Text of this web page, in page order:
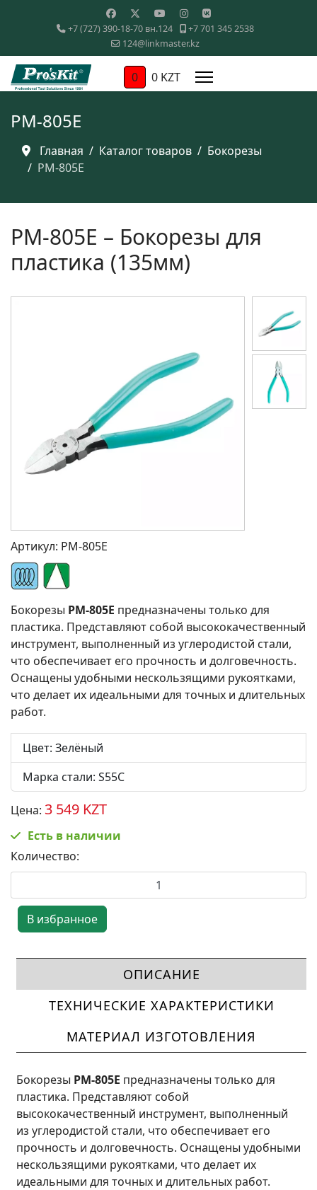
+7 (727) 390-18-70 вн.124
+7 701 345 2538
124@linkmaster.kz
0 0 KZT
PM-805E
Главная Каталог товаров
Бокорезы
PM-805E
PM-805E – Бокорезы для
пластика (135мм)
Артикул: PM-805E
Бокорезы PM-805E предназначены только для
пластика. Представляют собой высококачественный
инструмент, выполненный из углеродистой стали,
что обеспечивает его прочность и долговечность.
Оснащены удобными нескользящими рукоятками,
что делает их идеальными для точных и длительных
работ.
Цвет: Зелёный
Марка стали: S55C
Цена: 3 549 KZT
Есть в наличии
Количество:
ОПИСАНИЕ
ТЕХНИЧЕСКИЕ ХАРАКТЕРИСТИКИ
МАТЕРИАЛ ИЗГОТОВЛЕНИЯ
Бокорезы PM-805E предназначены только для
пластика. Представляют собой
высококачественный инструмент, выполненный
из углеродистой стали, что обеспечивает его
прочность и долговечность. Оснащены удобными
нескользящими рукоятками, что делает их
идеальными для точных и длительных работ.